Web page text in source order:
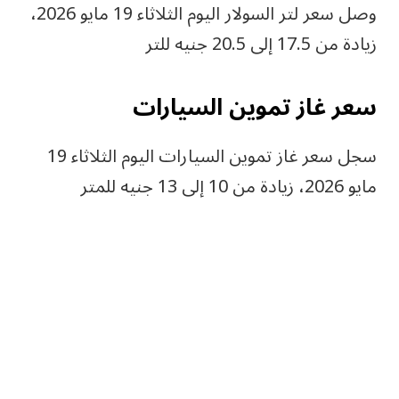
وصل سعر لتر السولار اليوم الثلاثاء 19 مايو 2026،
زيادة من 17.5 إلى 20.5 جنيه للتر
سعر غاز تموين السيارات
سجل سعر غاز تموين السيارات اليوم الثلاثاء 19
مايو 2026، زيادة من 10 إلى 13 جنيه للمتر